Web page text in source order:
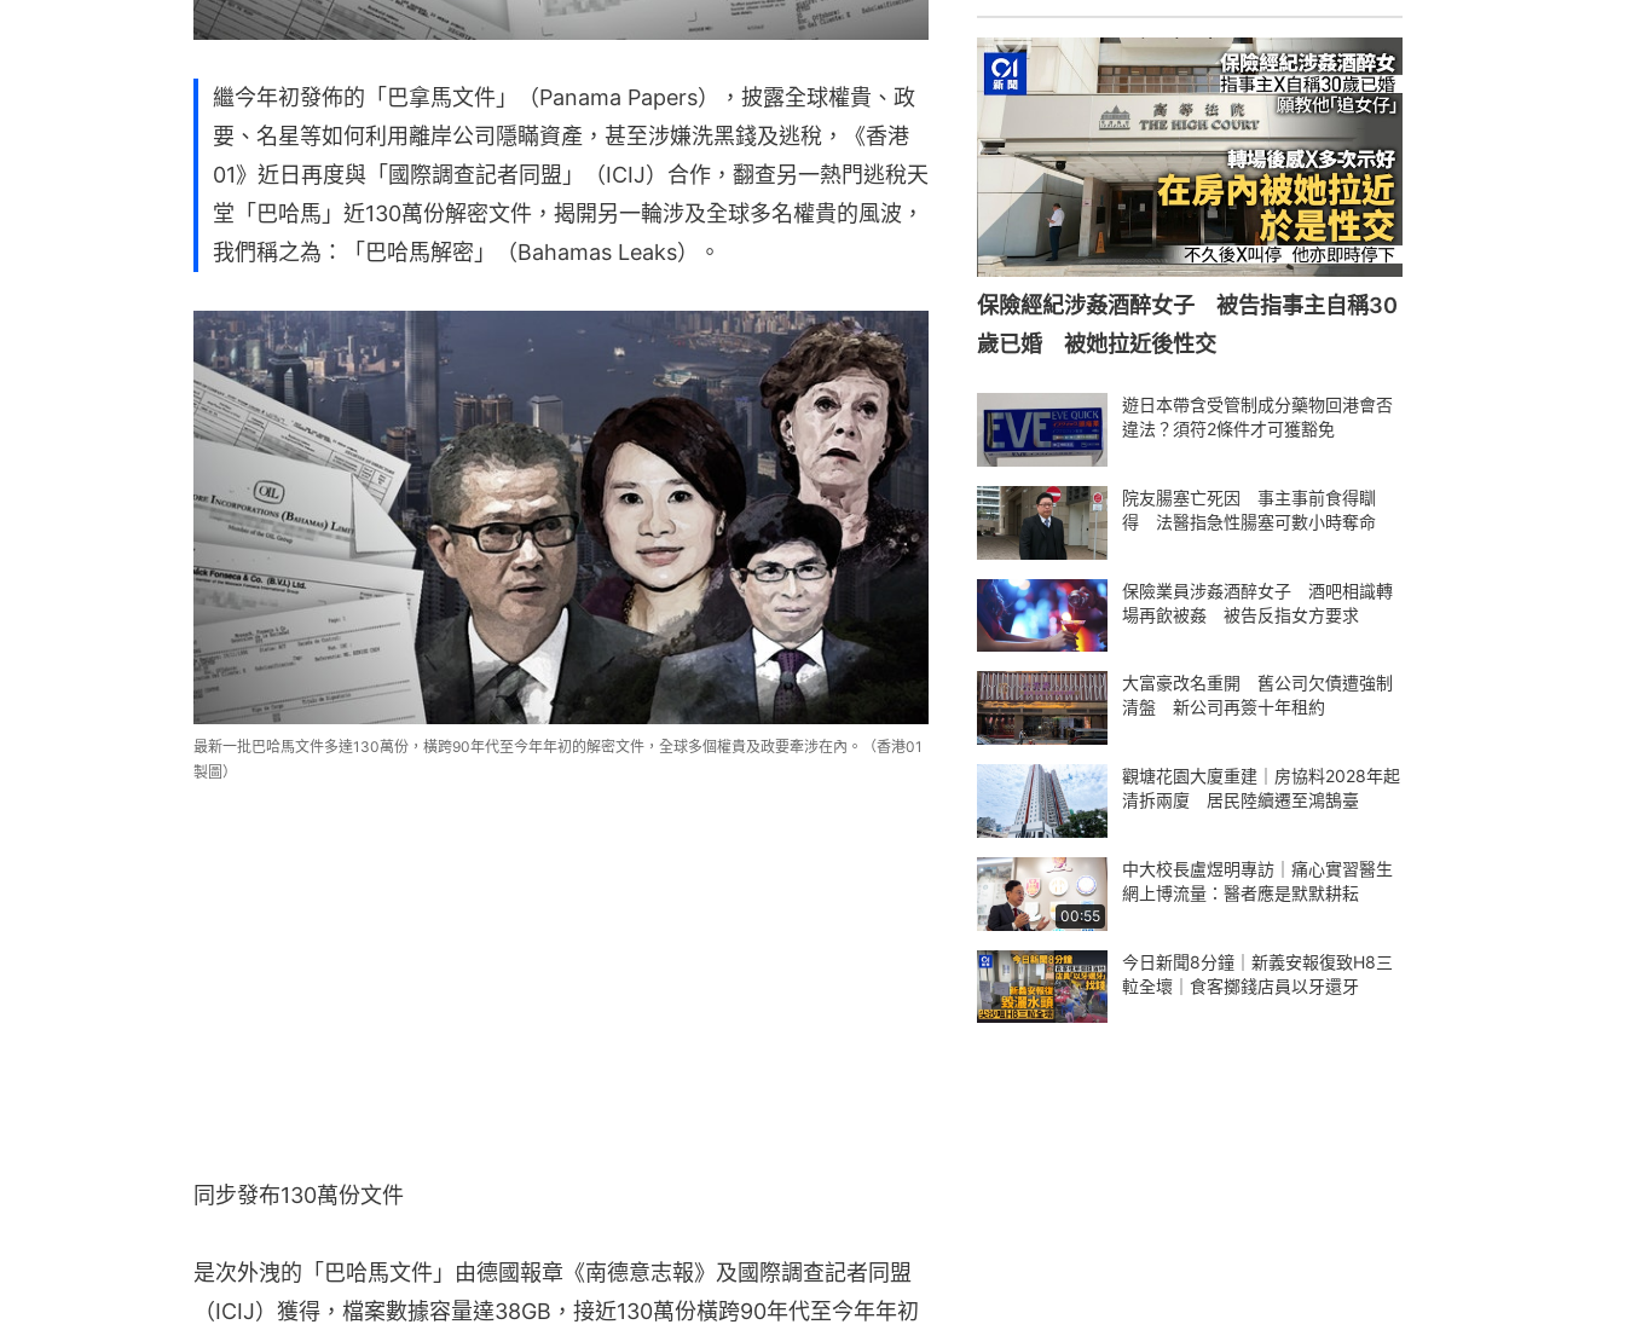
繼今年初發佈的「巴拿馬文件」（Panama Papers），披露全球權貴、政
要、名星等如何利用離岸公司隱瞞資產，甚至涉嫌洗黑錢及逃稅，《香港
01》近日再度與「國際調查記者同盟」（ICIJ）合作，翻查另一熱門逃稅天
堂「巴哈馬」近130萬份解密文件，揭開另一輪涉及全球多名權貴的風波，
我們稱之為：「巴哈馬解密」（Bahamas Leaks）。
最新一批巴哈馬文件多達130萬份，橫跨90年代至今年年初的解密文件，全球多個權貴及政要牽涉在內。（香港01
製圖）
同步發布130萬份文件
是次外洩的「巴哈馬文件」由德國報章《南德意志報》及國際調查記者同盟
（ICIJ）獲得，檔案數據容量達38GB，接近130萬份橫跨90年代至今年年初
保險經紀涉姦酒醉女子 被告指事主自稱30
歲已婚 被她拉近後性交
遊日本帶含受管制成分藥物回港會否
違法？須符2條件才可獲豁免
院友腸塞亡死因 事主事前食得瞓
得 法醫指急性腸塞可數小時奪命
保險業員涉姦酒醉女子 酒吧相識轉
場再飲被姦 被告反指女方要求
大富豪改名重開 舊公司欠債遭強制
清盤 新公司再簽十年租約
觀塘花園大廈重建｜房協料2028年起
清拆兩廈 居民陸續遷至鴻鵠臺
00:55
中大校長盧煜明專訪｜痛心實習醫生
網上博流量：醫者應是默默耕耘
今日新聞8分鐘｜新義安報復致H8三
𨋢全壞｜食客擲錢店員以牙還牙